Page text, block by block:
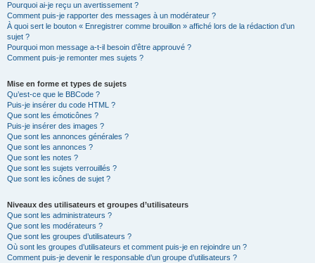
Pourquoi ai-je reçu un avertissement ?
Comment puis-je rapporter des messages à un modérateur ?
À quoi sert le bouton « Enregistrer comme brouillon » affiché lors de la rédaction d’un
sujet ?
Pourquoi mon message a-t-il besoin d’être approuvé ?
Comment puis-je remonter mes sujets ?
Mise en forme et types de sujets
Qu’est-ce que le BBCode ?
Puis-je insérer du code HTML ?
Que sont les émoticônes ?
Puis-je insérer des images ?
Que sont les annonces générales ?
Que sont les annonces ?
Que sont les notes ?
Que sont les sujets verrouillés ?
Que sont les icônes de sujet ?
Niveaux des utilisateurs et groupes d’utilisateurs
Que sont les administrateurs ?
Que sont les modérateurs ?
Que sont les groupes d’utilisateurs ?
Où sont les groupes d’utilisateurs et comment puis-je en rejoindre un ?
Comment puis-je devenir le responsable d’un groupe d’utilisateurs ?